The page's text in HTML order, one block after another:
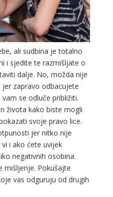
ali sudbina je totalno
i sjedite te razmišljate o
dalje. No, možda nije
zapravo odbacujete
se odluče približiti.
života kako biste mogli
svoje pravo lice.
jer nitko nije
i ako ćete uvijek
negativnih osobina.
mišljenje. Pokušajte
vas odguruju od drugih